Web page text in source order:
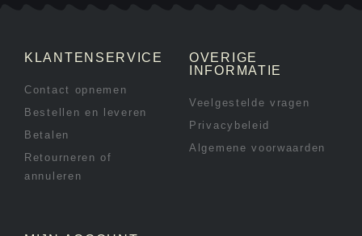
KLANTENSERVICE
Contact opnemen
Bestellen en leveren
Betalen
Retourneren of
annuleren
OVERIGE
INFORMATIE
Veelgestelde vragen
Privacybeleid
Algemene voorwaarden